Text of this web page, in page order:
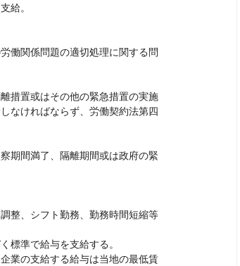
給。
働関係問題の適切処理に関する問
措置或はその他の緊急措置の実施
なければならず、労働契約法第四
期間満了、隔離期間或は政府の緊
整、シフト勤務、勤務時間短縮等
標準で給与を支給する。
業の支給する給与は当地の最低賃